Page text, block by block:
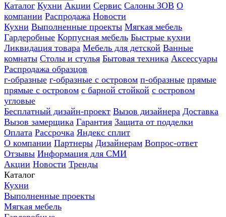
Каталог Кухни Акции Сервис Салоны ЗОВ О
компании Распродажа Новости
Кухни Выполненные проекты Мягкая мебель
Гардеробные Корпусная мебель Быстрые кухни
Ликвидация товара Мебель для детской Ванные
комнаты Столы и стулья Бытовая техника Аксессуары
Распродажа образцов
г-образные г-образные с островом п-образные прямые
прямые с островом с барной стойкой с островом
угловые
Бесплатный дизайн-проект Вызов дизайнера Доставка
Вызов замерщика Гарантия Защита от подделки
Оплата Рассрочка Яндекс сплит
О компании Партнеры Дизайнерам Вопрос-ответ
Отзывы Информация для СМИ
Акции Новости Тренды
Каталог
Кухни
Выполненные проекты
Мягкая мебель